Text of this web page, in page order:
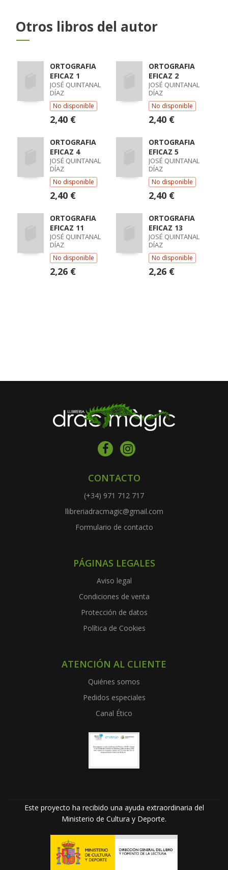
Otros libros del autor
ORTOGRAFIA
EFICAZ 1
JOSÉ QUINTANAL
DÍAZ
No disponible
2,40 €
ORTOGRAFIA
EFICAZ 2
JOSÉ QUINTANAL
DÍAZ
No disponible
2,40 €
ORTOGRAFIA
EFICAZ 4
JOSÉ QUINTANAL
DÍAZ
No disponible
2,40 €
ORTOGRAFIA
EFICAZ 5
JOSÉ QUINTANAL
DÍAZ
No disponible
2,40 €
ORTOGRAFIA
EFICAZ 11
JOSÉ QUINTANAL
DÍAZ
No disponible
2,26 €
ORTOGRAFIA
EFICAZ 13
JOSÉ QUINTANAL
DÍAZ
No disponible
2,26 €
CONTACTO
(+34) 971 712 717
llibreriadracmagic@gmail.com
Formulario de contacto
PÁGINAS LEGALES
Aviso legal
Condiciones de venta
Protección de datos
Política de Cookies
ATENCIÓN AL CLIENTE
Quiénes somos
Pedidos especiales
Canal Ético
Este proyecto ha recibido una ayuda extraordinaria del
Ministerio de Cultura y Deporte.